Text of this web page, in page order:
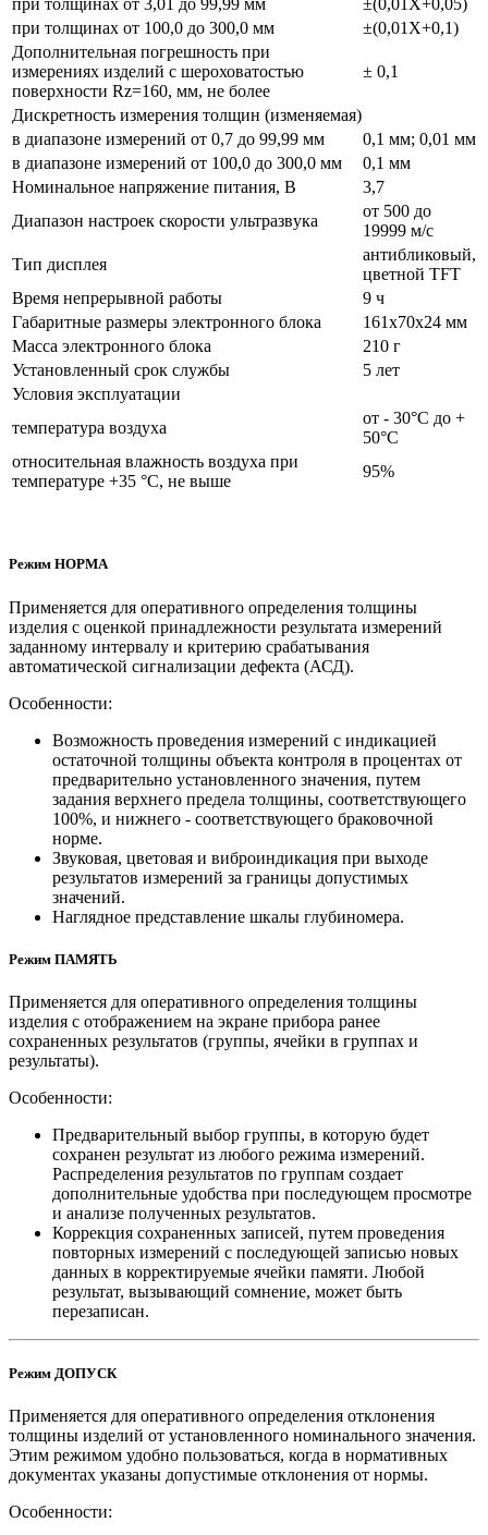
при толщинах от 3,01 до 99,99 мм
±(0,01Х+0,05)
при толщинах от 100,0 до 300,0 мм
±(0,01Х+0,1)
Дополнительная погрешность при
измерениях изделий с шероховатостью
поверхности Rz=160, мм, не более
± 0,1
Дискретность измерения толщин (изменяемая)
в диапазоне измерений от 0,7 до 99,99 мм
0,1 мм; 0,01 мм
в диапазоне измерений от 100,0 до 300,0 мм
0,1 мм
Номинальное напряжение питания, В
3,7
Диапазон настроек скоpости yльтpазвyка
от 500 до
19999 м/с
Тип дисплея
антибликовый,
цветной TFT
Время непрерывной работы
9 ч
Габаритные размеры электpонного блока
161x70x24 мм
Масса электронного блока
210 г
Установленный срок службы
5 лет
Условия эксплуатации
температура воздуха
от - 30°С до +
50°С
относительная влажность воздуха при
температуре +35 °С, не выше
95%
Режим НОРМА
Применяется для оперативного определения толщины
изделия с оценкой принадлежности результата измерений
заданному интервалу и критерию срабатывания
автоматической сигнализации дефекта (АСД).
Особенности:
Возможность проведения измерений с индикацией
остаточной толщины объекта контроля в процентах от
предварительно установленного значения, путем
задания верхнего предела толщины, соответствующего
100%, и нижнего - соответствующего браковочной
норме.
Звуковая, цветовая и виброиндикация при выходе
результатов измерений за границы допустимых
значений.
Наглядное представление шкалы глубиномера.
Режим ПАМЯТЬ
Применяется для оперативного определения толщины
изделия с отображением на экране прибора ранее
сохраненных результатов (группы, ячейки в группах и
результаты).
Особенности:
Предварительный выбор группы, в которую будет
сохранен результат из любого режима измерений.
Распределения результатов по группам создает
дополнительные удобства при последующем просмотре
и анализе полученных результатов.
Коррекция сохраненных записей, путем проведения
повторных измерений с последующей записью новых
данных в корректируемые ячейки памяти. Любой
результат, вызывающий сомнение, может быть
перезаписан.
Режим ДОПУСК
Применяется для оперативного определения отклонения
толщины изделий от установленного номинального значения.
Этим режимом удобно пользоваться, когда в нормативных
документах указаны допустимые отклонения от нормы.
Особенности: